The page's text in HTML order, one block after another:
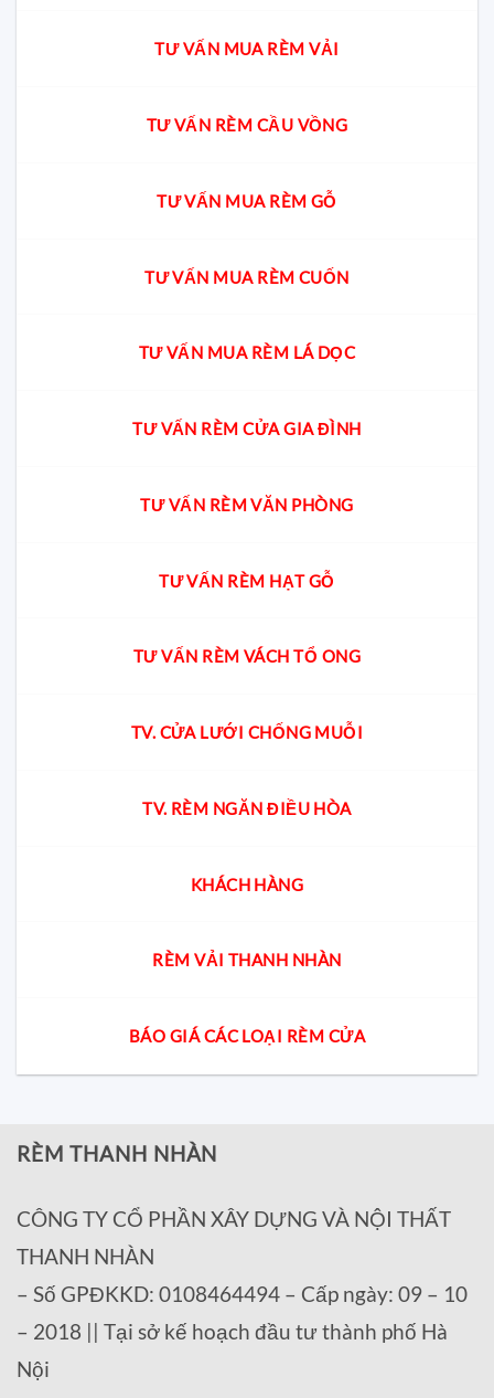
TƯ VẤN MUA RÈM VẢI
TƯ VẤN RÈM CẦU VỒNG
TƯ VẤN MUA RÈM GỖ
TƯ VẤN MUA RÈM CUỐN
TƯ VẤN MUA RÈM LÁ DỌC
TƯ VẤN RÈM CỬA GIA ĐÌNH
TƯ VẤN RÈM VĂN PHÒNG
TƯ VẤN RÈM HẠT GỖ
TƯ VẤN RÈM VÁCH TỔ ONG
TV. CỬA LƯỚI CHỐNG MUỖI
TV. RÈM NGĂN ĐIỀU HÒA
KHÁCH HÀNG
RÈM VẢI THANH NHÀN
BÁO GIÁ CÁC LOẠI RÈM CỬA
RÈM THANH NHÀN
CÔNG TY CỔ PHẦN XÂY DỰNG VÀ NỘI THẤT
THANH NHÀN
– Số GPĐKKD: 0108464494 – Cấp ngày: 09 – 10
– 2018 || Tại sở kế hoạch đầu tư thành phố Hà
Nội